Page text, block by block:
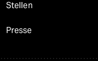
Stellen
Presse